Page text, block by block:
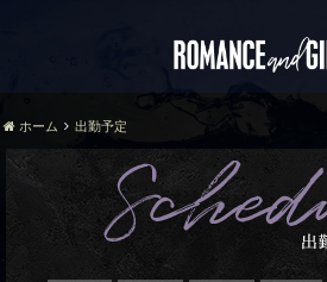
ホーム 出勤予定